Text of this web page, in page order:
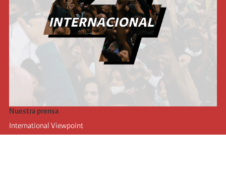
Nuestra prensa
International Viewpoint